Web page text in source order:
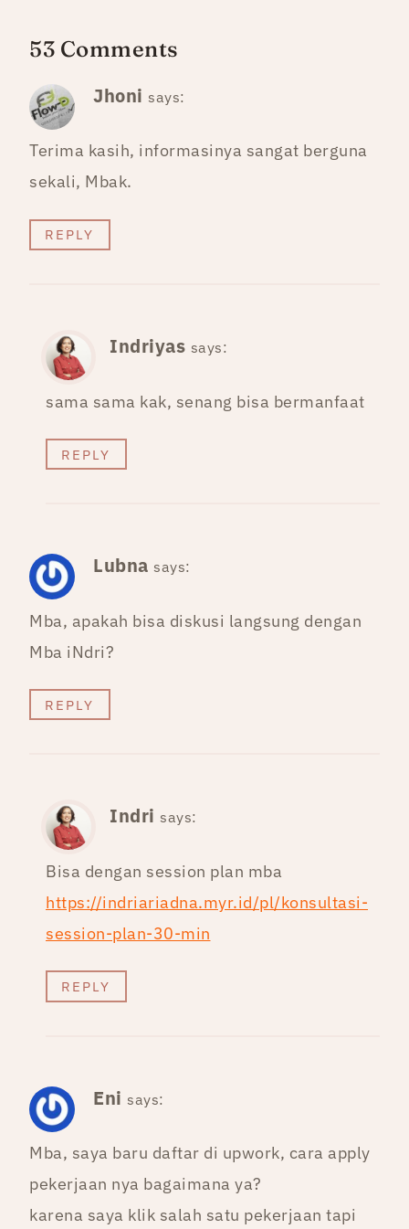
53 Comments
Jhoni says:
Terima kasih, informasinya sangat berguna
sekali, Mbak.
REPLY
Indriyas says:
sama sama kak, senang bisa bermanfaat
REPLY
Lubna says:
Mba, apakah bisa diskusi langsung dengan
Mba iNdri?
REPLY
Indri says:
Bisa dengan session plan mba
https://indriariadna.myr.id/pl/konsultasi-
session-plan-30-min
REPLY
Eni says:
Mba, saya baru daftar di upwork, cara apply
pekerjaan nya bagaimana ya?
karena saya klik salah satu pekerjaan tapi